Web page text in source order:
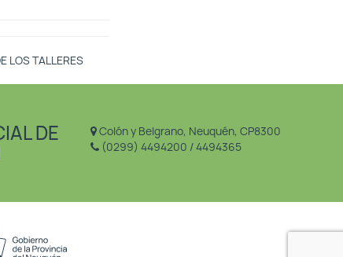
LOS TALLERES
DE
Colón y Belgrano, Neuquén, CP8300
(0299) 4494200 / 4494365